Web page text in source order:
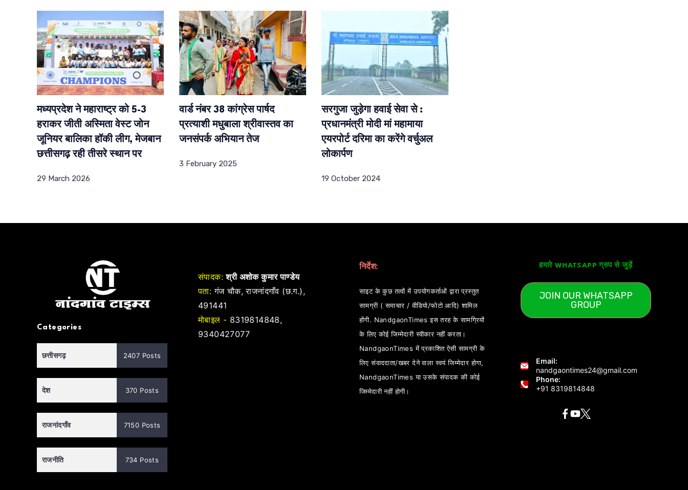
मध्यप्रदेश ने महाराष्ट्र को 5-3
हराकर जीती अस्मिता वेस्ट जोन
जूनियर बालिका हॉकी लीग, मेजबान
छत्तीसगढ़ रही तीसरे स्थान पर
29 March 2026
वार्ड नंबर 38 कांग्रेस पार्षद
प्रत्याशी मधुबाला श्रीवास्तव का
जनसंपर्क अभियान तेज
3 February 2025
सरगुजा जुड़ेगा हवाई सेवा से :
प्रधानमंत्री मोदी मां महामाया
एयरपोर्ट दरिमा का करेंगे वर्चुअल
लोकार्पण
19 October 2024
Categories
छत्तीसगढ़ 2407 Posts
देश 370 Posts
राजनांदगाँव 7150 Posts
राजनीति 734 Posts
संपादक: श्री अशोक कुमार पाण्डेय
पता: गंज चौक, राजनांदगाँव (छ.ग.),
491441
मोबाइल - 8319814848,
9340427077
निर्देश:
साइट के कुछ तत्वों में उपयोगकर्ताओं द्वारा प्रस्तुत
सामग्री ( समाचार / वीडियो/फोटो आदि) शामिल
होंगी. NandgaonTimes इस तरह के सामग्रियों
के लिए कोई जिम्मेदारी स्वीकार नहीं करता।
NandgaonTimes में प्रकाशित ऐसी सामग्री के
लिए संवाददाता/खबर देने वाला स्वयं जिम्मेदार होगा,
NandgaonTimes या उसके संपादक की कोई
जिम्मेदारी नहीं होगी।
हमारे WHATSAPP ग्रुप से जुड़ें
JOIN OUR WHATSAPP
GROUP
Email:
nandgaontimes24@gmail.com
Phone:
+91 8319814848